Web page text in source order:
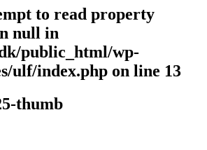
to read property
null in
public_html/wp-
ulf/index.php on line 13
thumb